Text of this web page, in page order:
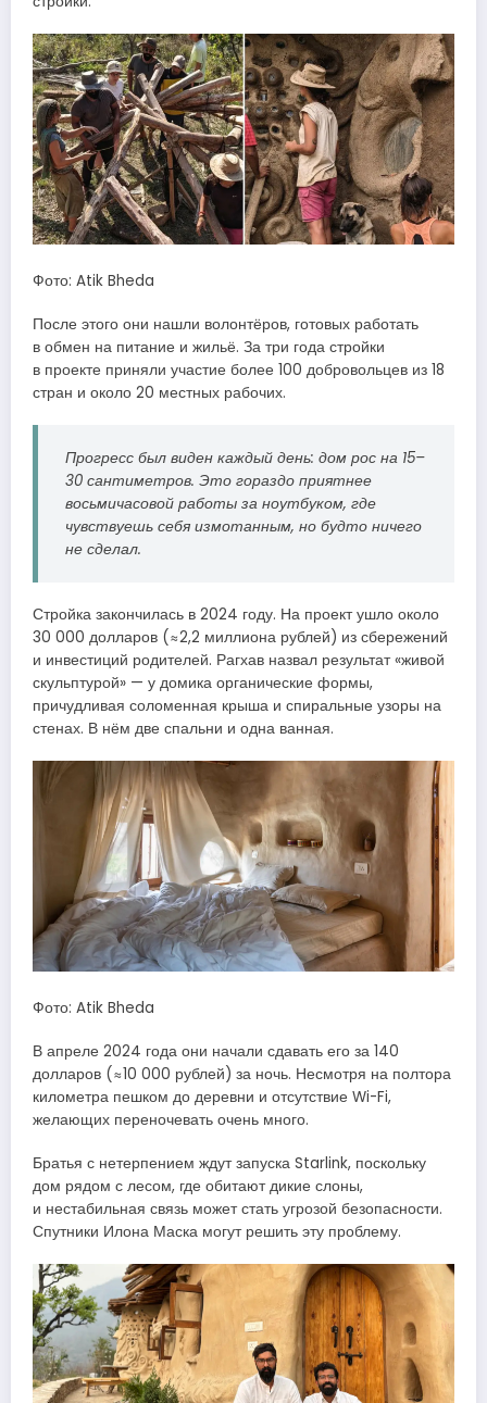
Фото: Atik Bheda
После этого они нашли волонтёров, готовых работать
в обмен на питание и жильё. За три года стройки
в проекте приняли участие более 100 добровольцев из 18
стран и около 20 местных рабочих.
Прогресс был виден каждый день: дом рос на 15–
30 сантиметров. Это гораздо приятнее
восьмичасовой работы за ноутбуком, где
чувствуешь себя измотанным, но будто ничего
не сделал.
Стройка закончилась в 2024 году. На проект ушло около
30 000 долларов (≈2,2 миллиона рублей) из сбережений
и инвестиций родителей. Рагхав назвал результат «живой
скульптурой» — у домика органические формы,
причудливая соломенная крыша и спиральные узоры на
стенах. В нём две спальни и одна ванная.
Фото: Atik Bheda
В апреле 2024 года они начали сдавать его за 140
долларов (≈10 000 рублей) за ночь. Несмотря на полтора
километра пешком до деревни и отсутствие Wi-Fi,
желающих переночевать очень много.
Братья с нетерпением ждут запуска Starlink, поскольку
дом рядом с лесом, где обитают дикие слоны,
и нестабильная связь может стать угрозой безопасности.
Спутники Илона Маска могут решить эту проблему.